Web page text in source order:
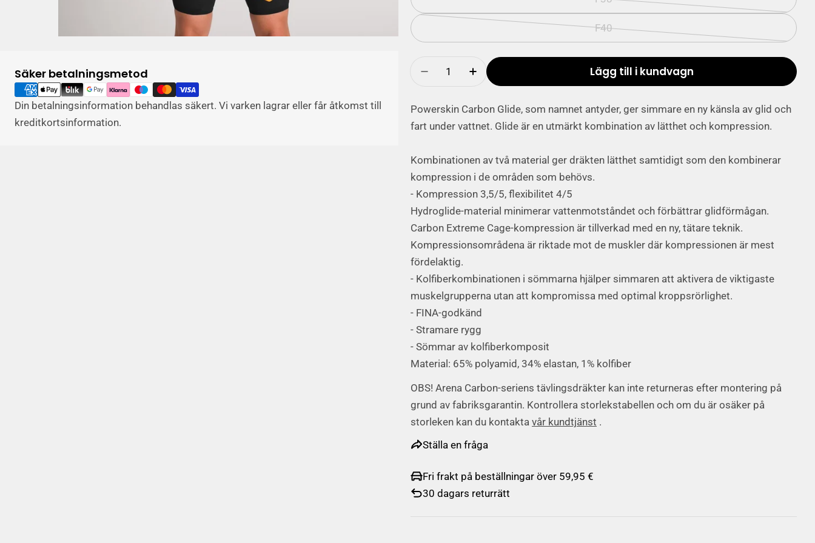
Säker betalningsmetod
Betalningsalternativ
Din betalningsinformation behandlas säkert. Vi varken lagrar eller får åtkomst till
kreditkortsinformation.
tillgängligt
Alternativet
är
slutsålt
eller
inte
F40
Alternativet
slutsålt
eller
inte
tillgängligt
Minska mängden av Carbon Glide tävlingsdräkt för kvinnor med
Lägg till produktmängd Carbon Glide tävlingsdräkt för
Lägg till i kundvagn
Powerskin Carbon Glide, som namnet antyder, ger simmare en ny känsla av glid och
fart under vattnet. Glide är en utmärkt kombination av lätthet och kompression.
Kombinationen av två material ger dräkten lätthet samtidigt som den kombinerar
kompression i de områden som behövs.
- Kompression 3,5/5, flexibilitet 4/5
Hydroglide-material minimerar vattenmotståndet och förbättrar glidförmågan.
Carbon Extreme Cage-kompression är tillverkad med en ny, tätare teknik.
Kompressionsområdena är riktade mot de muskler där kompressionen är mest
fördelaktig.
- Kolfiberkombinationen i sömmarna hjälper simmaren att aktivera de viktigaste
muskelgrupperna utan att kompromissa med optimal kroppsrörlighet.
- FINA-godkänd
- Stramare rygg
- Sömmar av kolfiberkomposit
Material: 65% polyamid, 34% elastan, 1% kolfiber
OBS! Arena Carbon-seriens tävlingsdräkter kan inte returneras efter montering på
grund av fabriksgarantin. Kontrollera storlekstabellen och om du är osäker på
storleken kan du kontakta vår kundtjänst .
Ställa en fråga
Fri frakt på beställningar över 59,95 €
30 dagars returrätt